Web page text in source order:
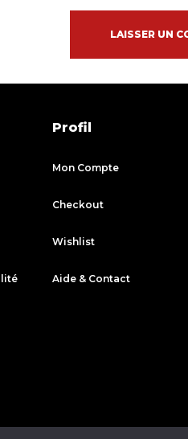
Profil
Mon Compte
Checkout
Wishlist
Aide & Contact